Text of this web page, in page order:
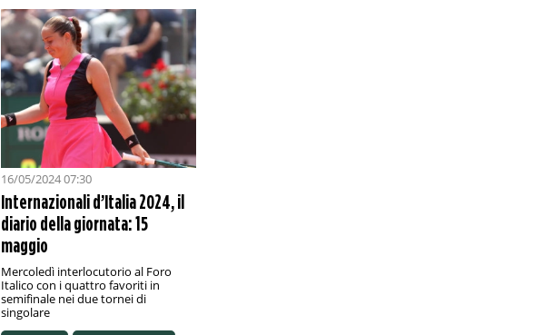
16/05/2024 07:30
Internazionali d’Italia 2024, il
diario della giornata: 15
maggio
Mercoledì interlocutorio al Foro
Italico con i quattro favoriti in
semifinale nei due tornei di
singolare